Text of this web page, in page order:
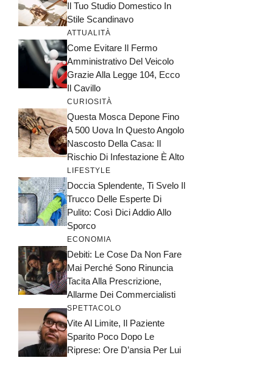
Il Tuo Studio Domestico In
Stile Scandinavo
ATTUALITÀ
Come Evitare Il Fermo
Amministrativo Del Veicolo
Grazie Alla Legge 104, Ecco
Il Cavillo
CURIOSITÀ
Questa Mosca Depone Fino
A 500 Uova In Questo Angolo
Nascosto Della Casa: Il
Rischio Di Infestazione È Alto
LIFESTYLE
Doccia Splendente, Ti Svelo Il
Trucco Delle Esperte Di
Pulito: Così Dici Addio Allo
Sporco
ECONOMIA
Debiti: Le Cose Da Non Fare
Mai Perché Sono Rinuncia
Tacita Alla Prescrizione,
Allarme Dei Commercialisti
SPETTACOLO
Vite Al Limite, Il Paziente
Sparito Poco Dopo Le
Riprese: Ore D’ansia Per Lui